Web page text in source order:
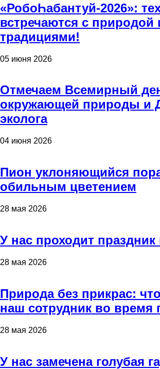
«РобоҺабантуй-2026»:
встречаются с природой
традициями!
05 июня 2026
Отмечаем Всемирный
окружающей природы и
эколога
04 июня 2026
Пион уклоняющийся
обильным цветением
28 мая 2026
У нас проходит праздник
28 мая 2026
Природа без прикрас:
наш сотрудник во время
28 мая 2026
У нас замечена голубая